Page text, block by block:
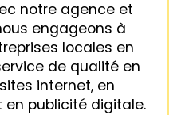
notre agence et
engageons à
locales en
de qualité en
internet, en
publicité digitale.